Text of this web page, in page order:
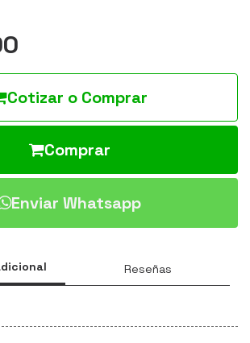
Cotizar o Comprar
Comprar
Enviar Whatsapp
Reseñas